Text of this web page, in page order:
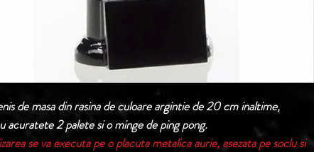
de masa din rasina de culoare argintie de 20 cm inaltime,
acuratete 2 palete si o minge de ping pong.
se va executa pe o placuta metalica aurie, asezata pe soclu si